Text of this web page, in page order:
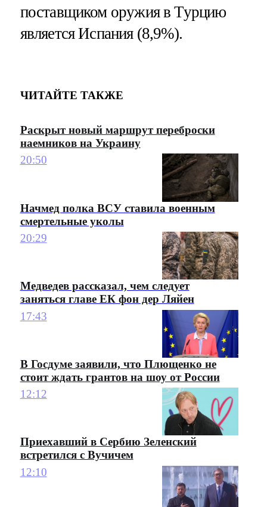
поставщиком оружия в Турцию
является Испания (8,9%).
ЧИТАЙТЕ ТАКЖЕ
Раскрыт новый маршрут переброски
наемников на Украину
20:50
Начмед полка ВСУ ставила военным
смертельные уколы
20:29
Медведев рассказал, чем следует
заняться главе ЕК фон дер Ляйен
17:43
В Госдуме заявили, что Плющенко не
стоит ждать грантов на шоу от России
12:12
Приехавший в Сербию Зеленский
встретился с Вучичем
12:10